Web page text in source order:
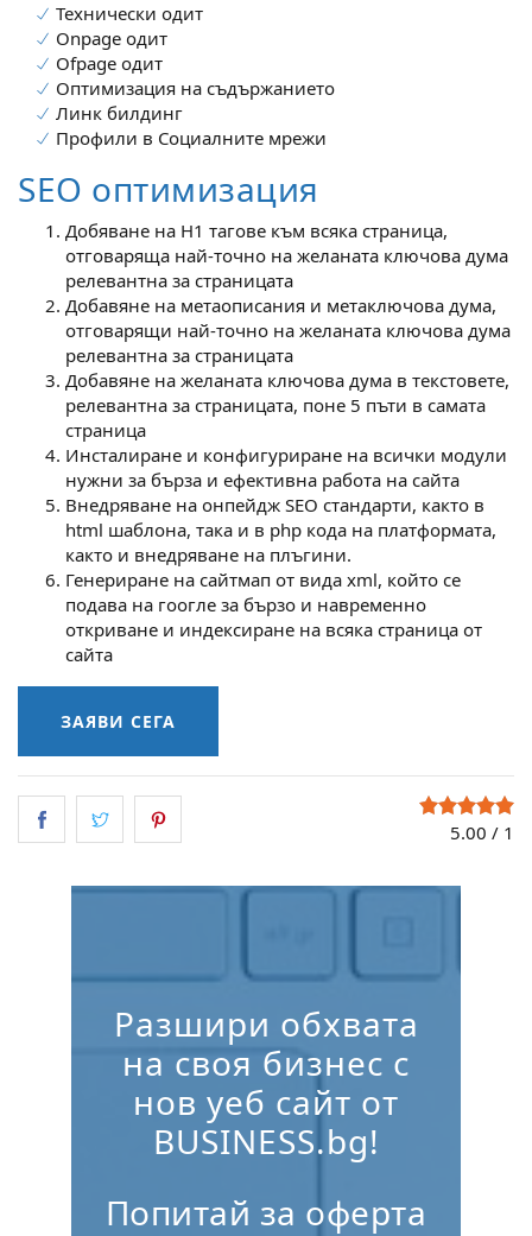
Технически одит
Onpage одит
Ofpage одит
Оптимизация на съдържанието
Линк билдинг
Профили в Социалните мрежи
SEO оптимизация
Добяване на H1 тагове към всяка страница,
отговаряща най-точно на желаната ключова дума
релевантна за страницата
Добавяне на метаописания и метаключова дума,
отговарящи най-точно на желаната ключова дума
релевантна за страницата
Добавяне на желаната ключова дума в текстовете,
релевантна за страницата, поне 5 пъти в самата
страница
Инсталиране и конфигуриране на всички модули
нужни за бърза и ефективна работа на сайта
Внедряване на онпейдж SEO стандарти, както в
html шаблона, така и в php кода на платформата,
както и внедряване на плъгини.
Генериране на сайтмап от вида xml, който се
подава на гоогле за бързо и навременно
откриване и индексиране на всяка страница от
сайта
ЗАЯВИ СЕГА
5.00 / 1
Разшири обхвата
на своя бизнес с
нов уеб сайт от
BUSINESS.bg!
Попитай за оферта